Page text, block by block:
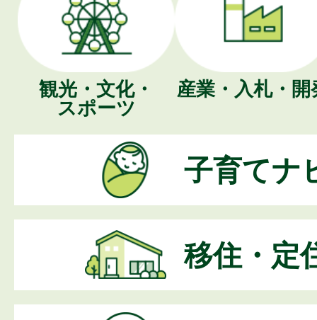
観光・文化・
スポーツ
産業・入札・開
子育てナ
移住・定